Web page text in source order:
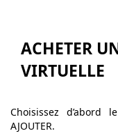
ACHETER
VIRTUELLE
Choisissez
AJOUTER.